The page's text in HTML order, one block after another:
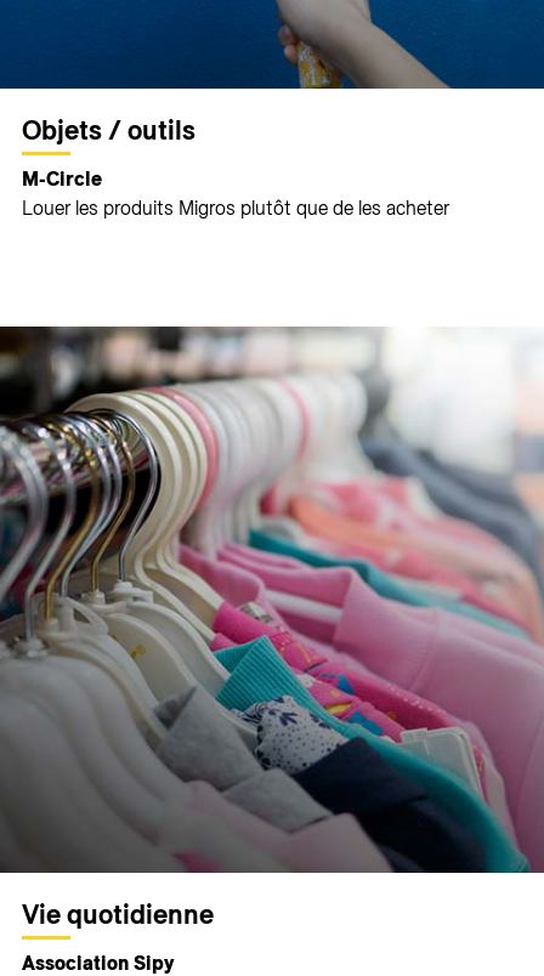
Objets / outils
M-Circle
Louer les produits Migros plutôt que de les acheter
Vie quotidienne
Association Sipy